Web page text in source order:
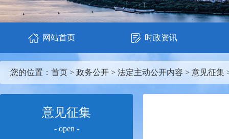
网站首页 时政资讯
您的位置： 首页 > 政务公开 > 法定主动公开内容 > 意见征集
意见征集
- open -